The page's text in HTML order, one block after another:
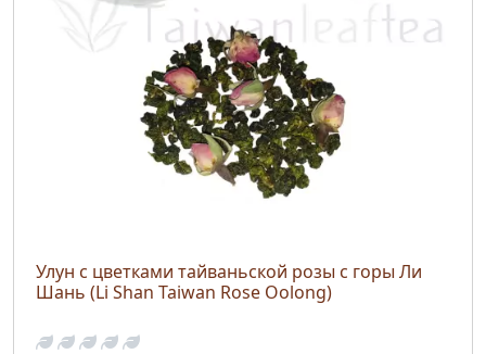
Улун с цветками тайваньской розы с горы Ли
Шань (Li Shan Taiwan Rose Oolong)